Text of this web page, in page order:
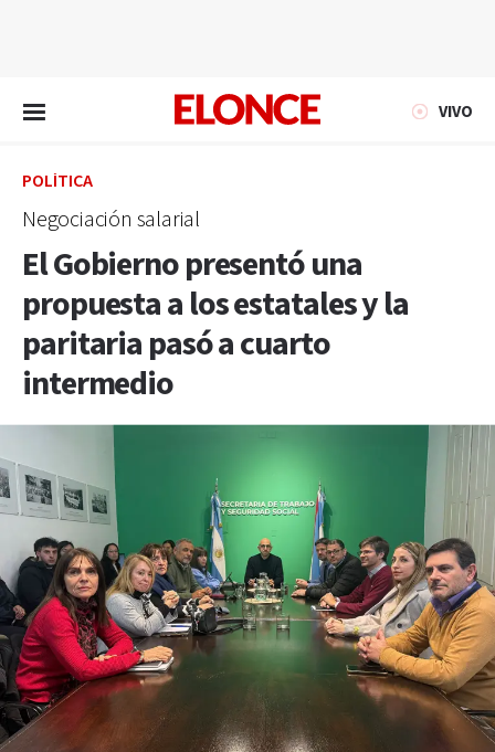
VIVO
POLÍTICA
Negociación salarial
El Gobierno presentó una
propuesta a los estatales y la
paritaria pasó a cuarto
intermedio